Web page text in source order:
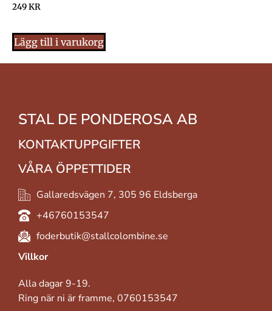
249KR
Lägg till i varukorg
STAL DE PONDEROSA AB
KONTAKTUPPGIFTER
VÅRA ÖPPETTIDER
Gallaredsvägen 7, 305 96 Eldsberga
+46760153547
foderbutik@stallcolombine.se
Villkor
Alla dagar 9-19.
Ring när ni är framme, 0760153547